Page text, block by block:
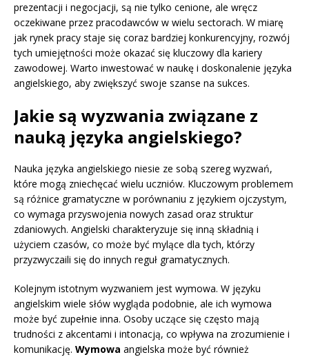
prezentacji i negocjacji, są nie tylko cenione, ale wręcz
oczekiwane przez pracodawców w wielu sectorach. W miarę
jak rynek pracy staje się coraz bardziej konkurencyjny, rozwój
tych umiejętności może okazać się kluczowy dla kariery
zawodowej. Warto inwestować w naukę i doskonalenie języka
angielskiego, aby zwiększyć swoje szanse na sukces.
Jakie są wyzwania związane z
nauką języka angielskiego?
Nauka języka angielskiego niesie ze sobą szereg wyzwań,
które mogą zniechęcać wielu uczniów. Kluczowym problemem
są różnice gramatyczne w porównaniu z językiem ojczystym,
co wymaga przyswojenia nowych zasad oraz struktur
zdaniowych. Angielski charakteryzuje się inną składnią i
użyciem czasów, co może być mylące dla tych, którzy
przyzwyczaili się do innych reguł gramatycznych.
Kolejnym istotnym wyzwaniem jest wymowa. W języku
angielskim wiele słów wygląda podobnie, ale ich wymowa
może być zupełnie inna. Osoby uczące się często mają
trudności z akcentami i intonacją, co wpływa na zrozumienie i
komunikację. Wymowa angielska może być również